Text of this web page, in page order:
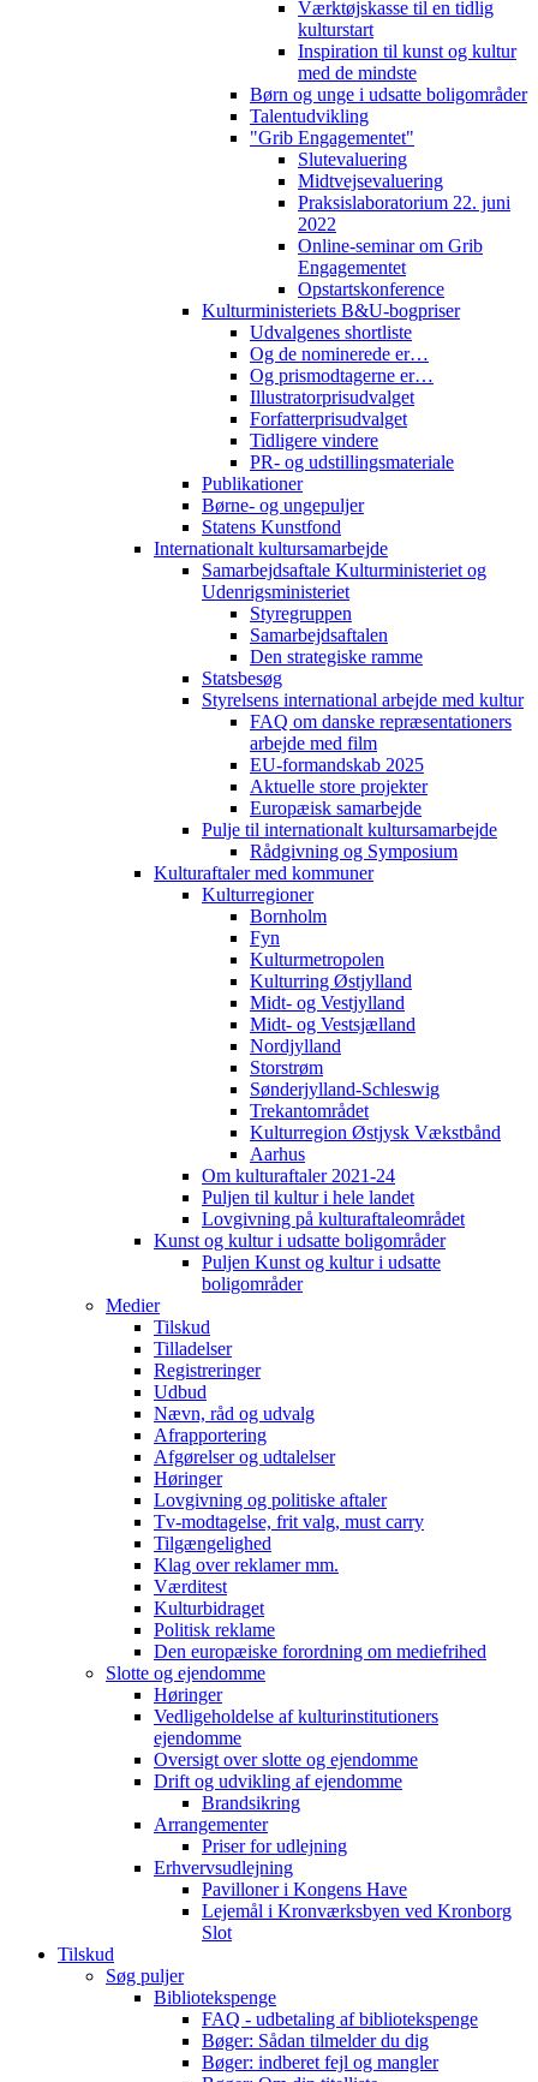
Værktøjskasse til en tidlig
kulturstart
Inspiration til kunst og kultur
med de mindste
Børn og unge i udsatte boligområder
Talentudvikling
"Grib Engagementet"
Slutevaluering
Midtvejsevaluering
Praksislaboratorium 22. juni
2022
Online-seminar om Grib
Engagementet
Opstartskonference
Kulturministeriets B&U-bogpriser
Udvalgenes shortliste
Og de nominerede er…
Og prismodtagerne er…
Illustratorprisudvalget
Forfatterprisudvalget
Tidligere vindere
PR- og udstillingsmateriale
Publikationer
Børne- og ungepuljer
Statens Kunstfond
Internationalt kultursamarbejde
Samarbejdsaftale Kulturministeriet og
Udenrigsministeriet
Styregruppen
Samarbejdsaftalen
Den strategiske ramme
Statsbesøg
Styrelsens international arbejde med kultur
FAQ om danske repræsentationers
arbejde med film
EU-formandskab 2025
Aktuelle store projekter
Europæisk samarbejde
Pulje til internationalt kultursamarbejde
Rådgivning og Symposium
Kulturaftaler med kommuner
Kulturregioner
Bornholm
Fyn
Kulturmetropolen
Kulturring Østjylland
Midt- og Vestjylland
Midt- og Vestsjælland
Nordjylland
Storstrøm
Sønderjylland-Schleswig
Trekantområdet
Kulturregion Østjysk Vækstbånd
Aarhus
Om kulturaftaler 2021-24
Puljen til kultur i hele landet
Lovgivning på kulturaftaleområdet
Kunst og kultur i udsatte boligområder
Puljen Kunst og kultur i udsatte
boligområder
Medier
Tilskud
Tilladelser
Registreringer
Udbud
Nævn, råd og udvalg
Afrapportering
Afgørelser og udtalelser
Høringer
Lovgivning og politiske aftaler
Tv-modtagelse, frit valg, must carry
Tilgængelighed
Klag over reklamer mm.
Værditest
Kulturbidraget
Politisk reklame
Den europæiske forordning om mediefrihed
Slotte og ejendomme
Høringer
Vedligeholdelse af kulturinstitutioners
ejendomme
Oversigt over slotte og ejendomme
Drift og udvikling af ejendomme
Brandsikring
Arrangementer
Priser for udlejning
Erhvervsudlejning
Pavilloner i Kongens Have
Lejemål i Kronværksbyen ved Kronborg
Slot
Tilskud
Søg puljer
Bibliotekspenge
FAQ - udbetaling af bibliotekspenge
Bøger: Sådan tilmelder du dig
Bøger: indberet fejl og mangler